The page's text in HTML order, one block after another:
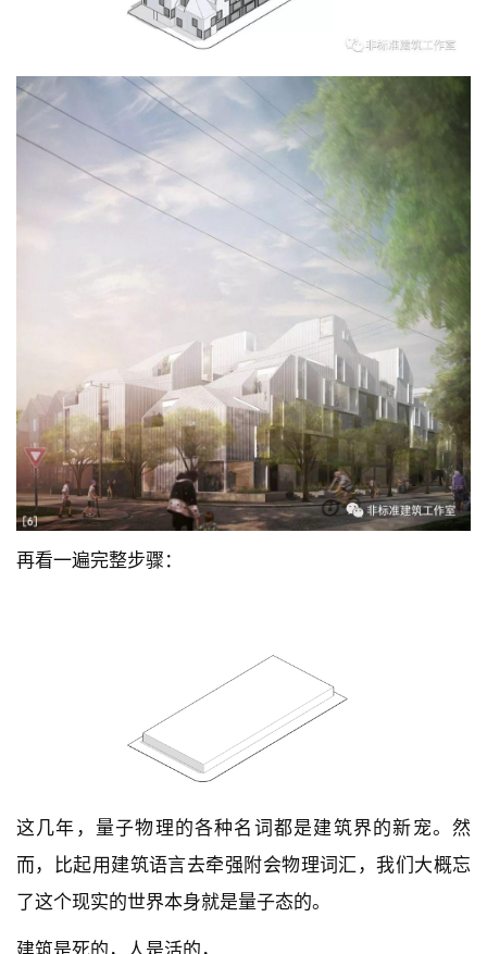
再看一遍完整步骤：
这几年，量子物理的各种名词都是建筑界的新宠。然
而，比起用建筑语言去牵强附会物理词汇，我们大概忘
了这个现实的世界本身就是量子态的。
建筑是死的，人是活的，